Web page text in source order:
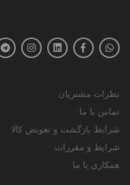
نظرات مشتریان
تماس با ما
شرایط بازگشت و تعویض کالا
شرایط و مقررات
همکاری با ما